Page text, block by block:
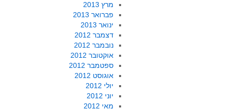
מרץ 2013
פברואר 2013
ינואר 2013
דצמבר 2012
נובמבר 2012
אוקטובר 2012
ספטמבר 2012
אוגוסט 2012
יולי 2012
יוני 2012
מאי 2012